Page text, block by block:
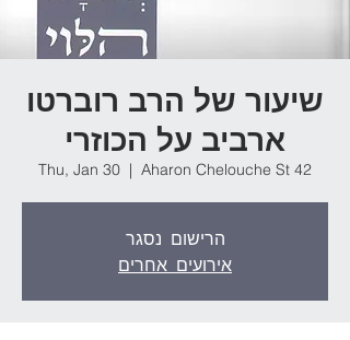
שיעור של הרב רוברטו
ארביב על הכוזרי
Thu, Jan 30
  |
Aharon Chelouche St 42
הרישום נסגר
אירועים אחרים